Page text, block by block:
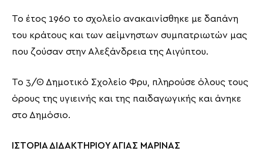
Το έτος 1960 το σχολείο ανακαινίσθηκε με δαπάνη
του κράτους και των αείμνηστων συμπατριωτών μας
που ζούσαν στην Αλεξάνδρεια της Αιγύπτου.
Το 3/Θ Δημοτικό Σχολείο Φρυ, πληρούσε όλους τους
όρους της υγιεινής και της παιδαγωγικής και άνηκε
στο Δημόσιο.
ΙΣΤΟΡΙΑ ΔΙΔΑΚΤΗΡΙΟΥ ΑΓΙΑΣ ΜΑΡΙΝΑΣ